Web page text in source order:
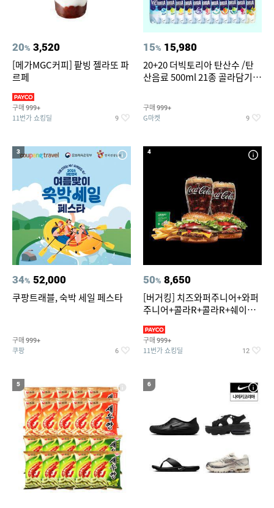
20% 3,520
[메가MGC커피] 팥빙 젤라또 파
르페
구매 999+
11번가 쇼킹딜 9
15% 15,980
20+20 더빅토리아 탄산수 /탄
산음료 500ml 21종 골라담기
구매 999+
G마켓 9
3
34% 52,000
쿠팡트래블, 숙박 세일 페스타
구매 999+
쿠팡 6
4
50% 8,650
[버거킹] 치즈와퍼주니어+와퍼
주니어+콜라R+콜라R+쉐이킹
구매 999+
11번가 쇼킹딜 12
5 6